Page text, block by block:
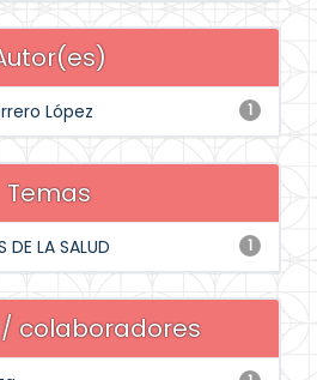
1
López
Temas
1
DE LA SALUD
colaboradores